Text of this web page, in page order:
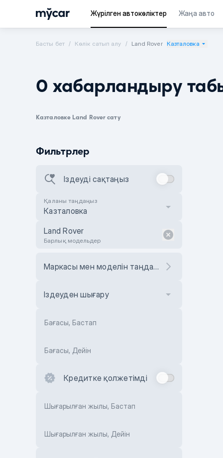
Жүрілген автокөліктер Жаңа авто
Басты бет Көлік сатып алу Land Rover Казталовка
0 хабарландыру
Казталовке Land Rover сату
Фильтрлер
Іздеуді сақтаңыз
Қаланы таңдаңыз
Казталовка
Land Rover
Барлық модельдер
Маркасы мен моделін таңдаңыз
Іздеуден шығару
Бағасы, Бастап
Бағасы, Дейін
Кредитке қолжетімді
Шығарылған жылы, Бастап
Шығарылған жылы, Дейін